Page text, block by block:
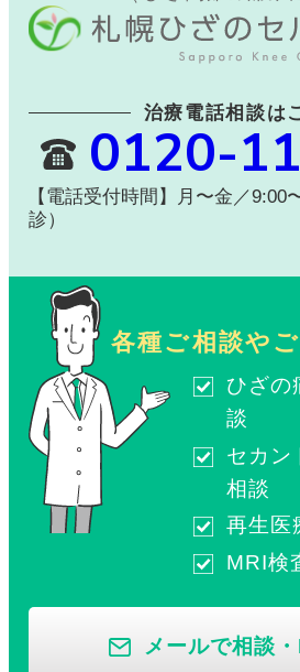
治療電話相談は
0120-
【電話受付時間】月〜金／9:00
診）
各種ご相談や
ひざの
談
セカン
相談
再生医
MRI検
メールで相談